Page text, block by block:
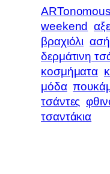
ARTonomous
weekend
βραχιόλι
δερμάτινη
κοσμήματα
μόδα
τσάντες
τσαντάκια